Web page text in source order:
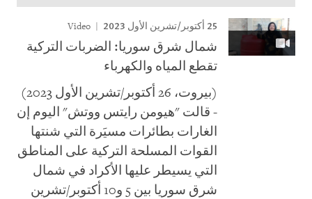
25 أكتوبر/تشرين الأول 2023
شمال شرق سوريا: الضربات التركية
تقطع المياه والكهرباء
(بيروت، 26 أكتوبر/تشرين الأول 2023)
- قالت "هيومن رايتس ووتش" اليوم إن
الغارات بطائرات مسيَرة التي شنتها
القوات المسلحة التركية على المناطق
التي يسيطر عليها الأكراد في شمال
شرق سوريا بين 5 و10 أكتوبر/تشرين